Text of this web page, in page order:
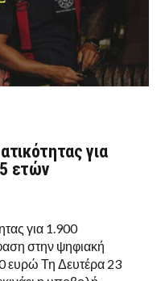
για
ετών
για 1.900
στην ψηφιακή
ευρώ Τη Δευτέρα 23